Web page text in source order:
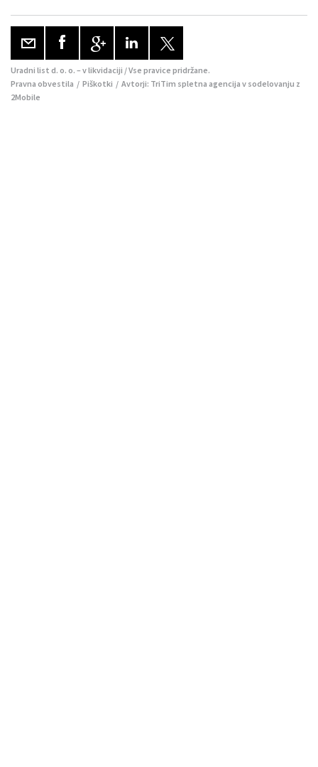
Uradni list d. o. o. – v likvidaciji / Vse pravice pridržane.
Pravna obvestila / Piškotki / Avtorji: TriTim spletna agencija v sodelovanju z
2Mobile